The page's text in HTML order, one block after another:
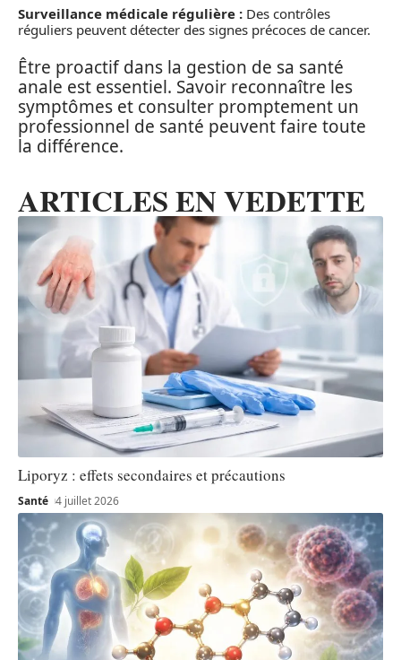
Surveillance médicale régulière : Des contrôles
réguliers peuvent détecter des signes précoces de cancer.
Être proactif dans la gestion de sa santé
anale est essentiel. Savoir reconnaître les
symptômes et consulter promptement un
professionnel de santé peuvent faire toute
la différence.
ARTICLES EN VEDETTE
Liporyz : effets secondaires et précautions
Santé 4 juillet 2026